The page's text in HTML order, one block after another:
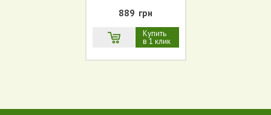
889 грн
Купить
в 1 клик